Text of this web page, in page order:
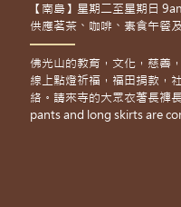
【南島】星期二至星期日
供應茗茶、咖啡、素食午餐
佛光山的教育，文化，慈善
線上點燈祈福，福田捐款，
絡。請來寺的大眾衣著長褲
pants and long skirts are